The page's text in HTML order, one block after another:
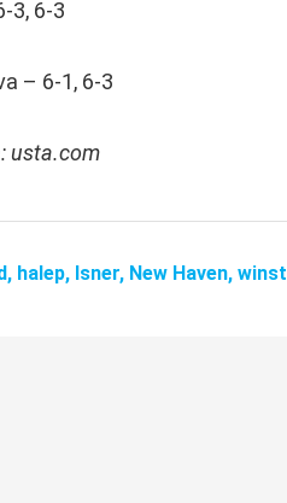
3, 6-3
– 6-1, 6-3
usta.com
halep, Isner, New Haven,